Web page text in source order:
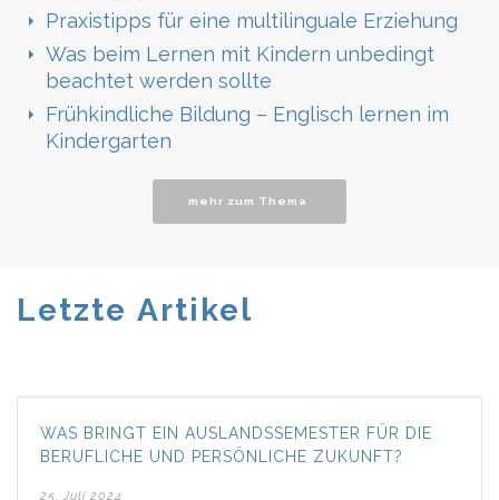
Praxistipps für eine multilinguale Erziehung
Was beim Lernen mit Kindern unbedingt
beachtet werden sollte
Frühkindliche Bildung – Englisch lernen im
Kindergarten
mehr zum Thema
Letzte Artikel
WAS BRINGT EIN AUSLANDSSEMESTER FÜR DIE
BERUFLICHE UND PERSÖNLICHE ZUKUNFT?
25. Juli 2024